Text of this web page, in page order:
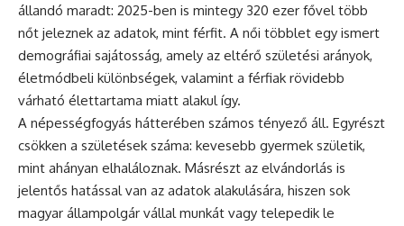
állandó maradt: 2025-ben is mintegy 320 ezer fővel több
nőt jeleznek az adatok, mint férfit. A női többlet egy ismert
demográfiai sajátosság, amely az eltérő születési arányok,
életmódbeli különbségek, valamint a férfiak rövidebb
várható élettartama miatt alakul így.
A népességfogyás hátterében számos tényező áll. Egyrészt
csökken a születések száma: kevesebb gyermek születik,
mint ahányan elhaláloznak. Másrészt az elvándorlás is
jelentős hatással van az adatok alakulására, hiszen sok
magyar állampolgár vállal munkát vagy telepedik le